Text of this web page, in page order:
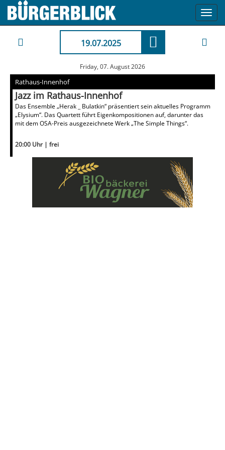
19.07.2025
Friday, 07. August 2026
Rathaus-Innenhof
Jazz im Rathaus-Innenhof
Das Ensemble „Herak _ Bulatkin“ präsentiert sein aktuelles Programm
„Elysium“. Das Quartett führt Eigenkompositionen auf, darunter das
mit dem OSA-Preis ausgezeichnete Werk „The Simple Things“.
20:00 Uhr | frei